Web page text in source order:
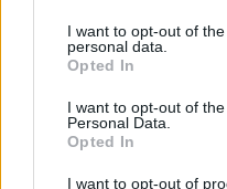
not limited to your visit or
grant or deny consent to
use your data for below
consent section.
I want to opt-out of
personal data.
Opted In
I want to opt-out of
Personal Data.
Opted In
I want to opt-out of
AUTORE
Andrea
rientro di una